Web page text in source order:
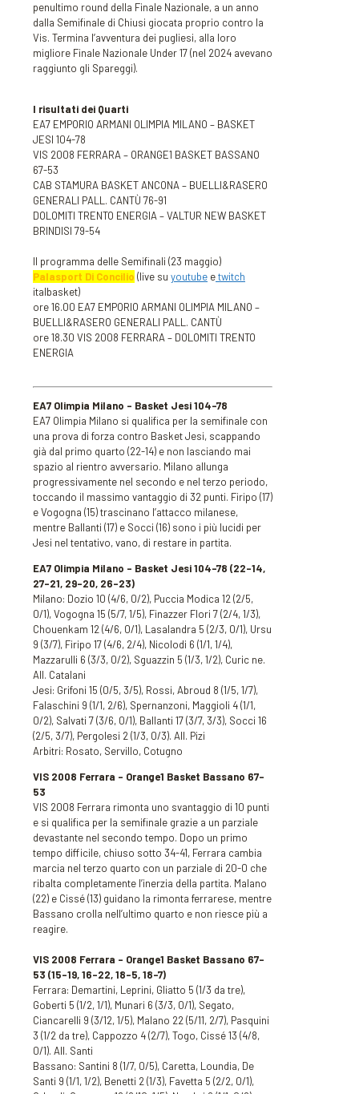
penultimo round della Finale Nazionale, a un anno
dalla Semifinale di Chiusi giocata proprio contro la
Vis. Termina l’avventura dei pugliesi, alla loro
migliore Finale Nazionale Under 17 (nel 2024 avevano
raggiunto gli Spareggi).
I risultati dei Quarti
EA7 EMPORIO ARMANI OLIMPIA MILANO – BASKET
JESI 104-78
VIS 2008 FERRARA – ORANGE1 BASKET BASSANO
67-53
CAB STAMURA BASKET ANCONA – BUELLI&RASERO
GENERALI PALL. CANTÙ 76-91
DOLOMITI TRENTO ENERGIA – VALTUR NEW BASKET
BRINDISI 79-54
Il programma delle Semifinali (23 maggio)
Palasport Di Concilio (live su youtube etwitch
italbasket)
ore 16.00 EA7 EMPORIO ARMANI OLIMPIA MILANO –
BUELLI&RASERO GENERALI PALL. CANTÙ
ore 18.30 VIS 2008 FERRARA – DOLOMITI TRENTO
ENERGIA
EA7 Olimpia Milano – Basket Jesi 104-78
EA7 Olimpia Milano si qualifica per la semifinale con
una prova di forza contro Basket Jesi, scappando
già dal primo quarto (22-14) e non lasciando mai
spazio al rientro avversario. Milano allunga
progressivamente nel secondo e nel terzo periodo,
toccando il massimo vantaggio di 32 punti. Firipo (17)
e Vogogna (15) trascinano l’attacco milanese,
mentre Ballanti (17) e Socci (16) sono i più lucidi per
Jesi nel tentativo, vano, di restare in partita.
EA7 Olimpia Milano – Basket Jesi 104-78 (22-14,
27-21, 29-20, 26-23)
Milano: Dozio 10 (4/6, 0/2), Puccia Modica 12 (2/5,
0/1), Vogogna 15 (5/7, 1/5), Finazzer Flori 7 (2/4, 1/3),
Chouenkam 12 (4/6, 0/1), Lasalandra 5 (2/3, 0/1), Ursu
9 (3/7), Firipo 17 (4/6, 2/4), Nicolodi 6 (1/1, 1/4),
Mazzarulli 6 (3/3, 0/2), Sguazzin 5 (1/3, 1/2), Curic ne.
All. Catalani
Jesi: Grifoni 15 (0/5, 3/5), Rossi, Abroud 8 (1/5, 1/7),
Falaschini 9 (1/1, 2/6), Spernanzoni, Maggioli 4 (1/1,
0/2), Salvati 7 (3/6, 0/1), Ballanti 17 (3/7, 3/3), Socci 16
(2/5, 3/7), Pergolesi 2 (1/3, 0/3). All. Pizi
Arbitri: Rosato, Servillo, Cotugno
VIS 2008 Ferrara – Orange1 Basket Bassano 67-
53
VIS 2008 Ferrara rimonta uno svantaggio di 10 punti
e si qualifica per la semifinale grazie a un parziale
devastante nel secondo tempo. Dopo un primo
tempo difficile, chiuso sotto 34-41, Ferrara cambia
marcia nel terzo quarto con un parziale di 20-0 che
ribalta completamente l’inerzia della partita. Malano
(22) e Cissé (13) guidano la rimonta ferrarese, mentre
Bassano crolla nell’ultimo quarto e non riesce più a
reagire.
VIS 2008 Ferrara – Orange1 Basket Bassano 67-
53 (15-19, 16-22, 18-5, 18-7)
Ferrara: Demartini, Leprini, Gliatto 5 (1/3 da tre),
Goberti 5 (1/2, 1/1), Munari 6 (3/3, 0/1), Segato,
Ciancarelli 9 (3/12, 1/5), Malano 22 (5/11, 2/7), Pasquini
3 (1/2 da tre), Cappozzo 4 (2/7), Togo, Cissé 13 (4/8,
0/1). All. Santi
Bassano: Santini 8 (1/7, 0/5), Caretta, Loundia, De
Santi 9 (1/1, 1/2), Benetti 2 (1/3), Favetta 5 (2/2, 0/1),